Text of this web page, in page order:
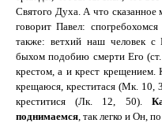
Святого Духа. А что сказанное
говорит Павел:
также: ветхий наш человек с
быхом подобию смерти Его
крестом, а и крест
крещаюся, креститася (Мк. 10,
креститися (Лк. 12, 50).
поднимаемся, так легко и Он,